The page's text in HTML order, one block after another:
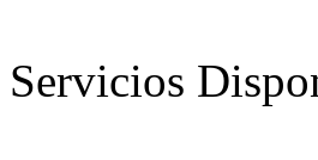
Servicios